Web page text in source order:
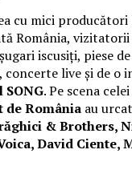
cu mici producători
România,
iscusiți, piese
concerte live și de o
. Pe scena
de România au
& Brothers,
David Ciente,